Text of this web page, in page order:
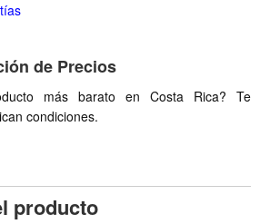
de Precios
más barato en Costa Rica? Te
condiciones.
producto